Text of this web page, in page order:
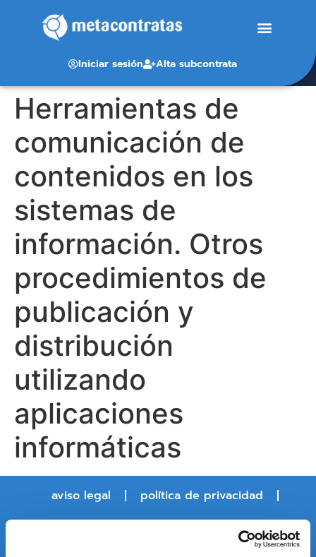
Iniciar sesión Alta subcontrata
Herramientas de
comunicación de
contenidos en los
sistemas de
información. Otros
procedimientos de
publicación y
distribución
utilizando
aplicaciones
informáticas
aviso legal
política de privacidad